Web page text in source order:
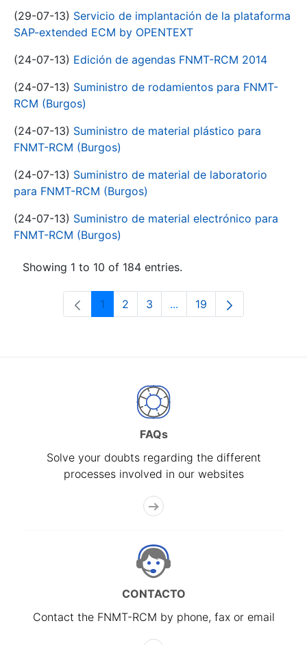
(29-07-13) Servicio de implantación de la plataforma
SAP-extended ECM by OPENTEXT
(24-07-13) Edición de agendas FNMT-RCM 2014
(24-07-13) Suministro de rodamientos para FNMT-
RCM (Burgos)
(24-07-13) Suministro de material plástico para
FNMT-RCM (Burgos)
(24-07-13) Suministro de material de laboratorio
para FNMT-RCM (Burgos)
(24-07-13) Suministro de material electrónico para
FNMT-RCM (Burgos)
Showing 1 to 10 of 184 entries.
Page
1 Page
2 Page
3 ...Intermediate Pages Use
Page
19
FAQs
Solve your doubts regarding the different
processes involved in our websites
CONTACTO
Contact the FNMT-RCM by phone, fax or email